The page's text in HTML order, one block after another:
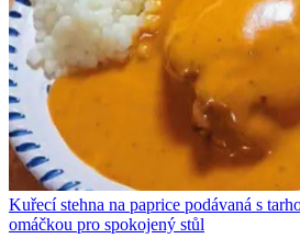
Kuřecí stehna na paprice podávaná s
omáčkou pro spokojený stůl